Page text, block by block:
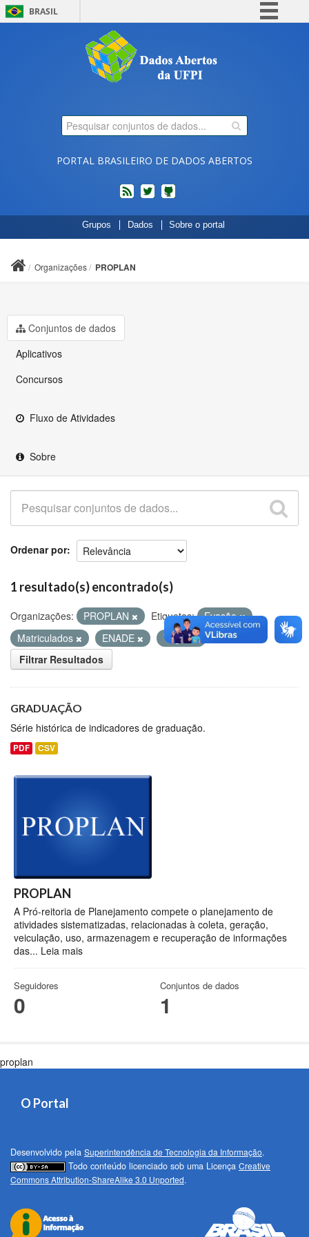
BRASIL
Comunica BR
Participe
Legislação
PORTAL BRASILEIRO DE DADOS ABERTOS
feed twitterCódigos
fonte
de
Grupos Dados Sobre o portal
Organizações PROPLAN
Conjuntos de dados
Aplicativos
Concursos
Fluxo de Atividades
Sobre
Ordenar por
1 resultado(s) encontrado(s)
Organizações: PROPLAN Etiquetas:
Evasão
Matriculados
ENADE
Vagas
Filtrar Resultados
GRADUAÇÃO
Série histórica de indicadores de graduação.
PDF CSV
PROPLAN
A Pró-reitoria de Planejamento compete o planejamento de
atividades sistematizadas, relacionadas à coleta, geração,
veiculação, uso, armazenagem e recuperação de informações
das... Leia mais
Seguidores
0
Conjuntos de dados
1
proplan
O Portal
Desenvolvido pela Superintendência de Tecnologia da Informação.
Todo conteúdo licenciado sob uma Licença Creative
Commons Attribution-ShareAlike 3.0 Unported.